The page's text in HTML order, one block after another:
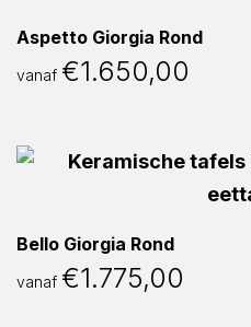
Aspetto Giorgia Rond
vanaf €1.650,00
Bello Giorgia Rond
vanaf €1.775,00